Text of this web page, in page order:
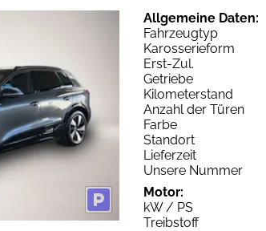
Allgemeine Daten:
Fahrzeugtyp
Karosserieform
Erst-Zul.
Getriebe
Kilometerstand
Anzahl der Türen
Farbe
Standort
Lieferzeit
Unsere Nummer
Motor:
kW / PS
Treibstoff